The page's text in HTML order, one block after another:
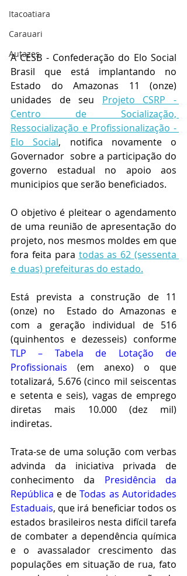
Itacoatiara
Carauari
Autazes
A CESB - Confederação do Elo Social
Brasil que está implantando no
Estado do Amazonas 11 (onze)
unidades de seu Projeto CSRP -
Centro de Socialização,
Ressocialização e Profissionalização -
Elo Social, notifica novamente o
Governador  sobre a participação do
governo estadual no apoio aos
municipios que serão beneficiados.
O objetivo é pleitear o agendamento
de uma reunião de apresentação do
projeto, nos mesmos moldes em que
fora feita para todas as 62 (sessenta
e duas) prefeituras do estado.
Está prevista a construção de 11
(onze) no  Estado do Amazonas e
com a geração individual de 516
TLP – Tabela de Lotação de
Profissionais (em anexo) o que
totalizará, 5.676 (cinco mil seiscentas
e setenta e seis), vagas de emprego
diretas mais 10.000 (dez mil)
indiretas.
Trata-se de uma solução com verbas
advinda da iniciativa privada de
conhecimento da Presidência da
República e de Todas as Autoridades
Estaduais, que irá beneficiar todos os
estados brasileiros nesta difícil tarefa
de combater a dependência química
e o avassalador crescimento das
populações em situação de rua, fato